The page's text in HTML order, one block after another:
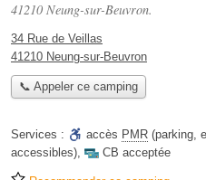
41210 Neung-sur-Beuvron.
34 Rue de Veillas
41210 Neung-sur-Beuvron
📞 Appeler ce camping
Services : accès PMR (parking,
accessibles), CB acceptée